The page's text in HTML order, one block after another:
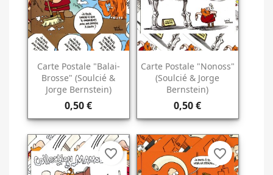
Carte Postale "Balai-
Brosse" (Soulcié &
Jorge Bernstein)
0,50 €
Carte Postale "Nonoss"
(Soulcié & Jorge
Bernstein)
0,50 €
favorite_border favorite_border